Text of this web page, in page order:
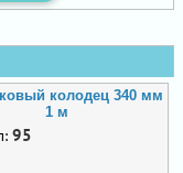
колодец 340 мм
1 м
95